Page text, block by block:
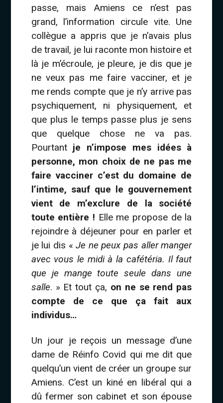
passe, mais Amiens ce n’est pas
grand, l’information circule vite. Une
collègue a appris que je n’avais plus
de travail, je lui raconte mon histoire et
là je m’écroule, je pleure, je dis que je
ne veux pas me faire vacciner, et je
me rends compte que je n’y arrive pas
psychiquement, ni physiquement, et
que plus le temps passe plus je sens
que quelque chose ne va pas.
Pourtantje n’impose mes idées à
personne, mon choix de ne pas me
faire vacciner c’est du domaine de
l’intime, sauf que le gouvernement
vient de m’exclure de la société
toute entière ! Elle me propose de la
rejoindre à déjeuner pour en parler et
je lui dis «Je ne peux pas aller manger
avec vous le midi à la cafétéria. Il faut
que je mange toute seule dans une
salle. » Et tout ça, on ne se rend pas
compte de ce que ça fait aux
individus…
Un jour je reçois un message d’une
dame de Réinfo Covid qui me dit que
quelqu’un vient de créer un groupe sur
Amiens. C’est un kiné en libéral qui a
dû fermer son cabinet et son épouse